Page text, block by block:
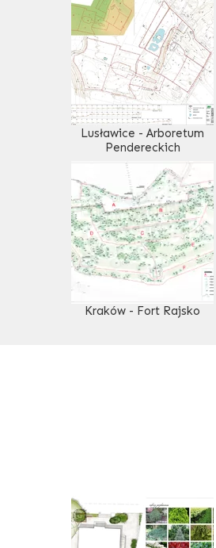
Lusławice - Arboretum
Pendereckich
Kraków - Fort Rajsko